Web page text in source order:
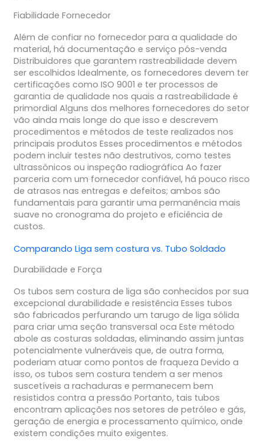
Fiabilidade Fornecedor
Além de confiar no fornecedor para a qualidade do
material, há documentação e serviço pós-venda
Distribuidores que garantem rastreabilidade devem
ser escolhidos Idealmente, os fornecedores devem ter
certificações como ISO 9001 e ter processos de
garantia de qualidade nos quais a rastreabilidade é
primordial Alguns dos melhores fornecedores do setor
vão ainda mais longe do que isso e descrevem
procedimentos e métodos de teste realizados nos
principais produtos Esses procedimentos e métodos
podem incluir testes não destrutivos, como testes
ultrassônicos ou inspeção radiográfica Ao fazer
parceria com um fornecedor confiável, há pouco risco
de atrasos nas entregas e defeitos; ambos são
fundamentais para garantir uma permanência mais
suave no cronograma do projeto e eficiência de
custos.
Comparando Liga sem costura vs. Tubo Soldado
Durabilidade e Força
Os tubos sem costura de liga são conhecidos por sua
excepcional durabilidade e resistência Esses tubos
são fabricados perfurando um tarugo de liga sólida
para criar uma seção transversal oca Este método
abole as costuras soldadas, eliminando assim juntas
potencialmente vulneráveis que, de outra forma,
poderiam atuar como pontos de fraqueza Devido a
isso, os tubos sem costura tendem a ser menos
suscetíveis a rachaduras e permanecem bem
resistidos contra a pressão Portanto, tais tubos
encontram aplicações nos setores de petróleo e gás,
geração de energia e processamento químico, onde
existem condições muito exigentes.